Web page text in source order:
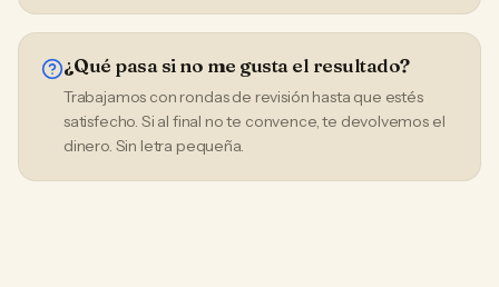
¿Qué pasa si no me gusta el resultado?
Trabajamos con rondas de revisión hasta que estés
satisfecho. Si al final no te convence, te devolvemos el
dinero. Sin letra pequeña.